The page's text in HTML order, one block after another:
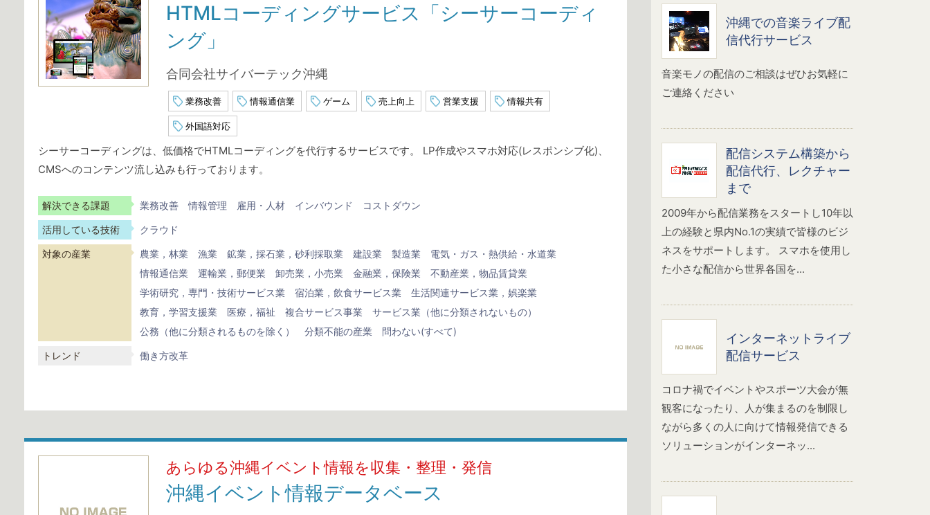
HTMLコーディングサービス「シーサーコーディ
ング」
合同会社サイバーテック沖縄
業務改善 情報通信業 ゲーム 売上向上 営業支援 情報共有
外国語対応
シーサーコーディングは、低価格でHTMLコーディングを代行するサービスです。 LP作成やスマホ対応(レスポンシブ化)、
CMSへのコンテンツ流し込みも行っております。
解決できる課題 業務改善 情報管理 雇用・人材 インバウンド コストダウン
活用している技術 クラウド
対象の産業 農業，林業 漁業 鉱業，採石業，砂利採取業 建設業 製造業
電気・ガス・熱供給・水道業
情報通信業
運輸業，郵便業 卸売業，小売業 金融業，保険業
不動産業，物品賃貸業
学術研究，専門・技術サービス業
宿泊業，飲食サービス業
生活関連サービス業，娯楽業
教育，学習支援業
医療，福祉 複合サービス事業
サービス業（他に分類されないもの）
公務（他に分類されるものを除く）
分類不能の産業 問わない(すべて)
トレンド 働き方改革
あらゆる沖縄イベント情報を収集・整理・発信
沖縄イベント情報データベース
沖縄での音楽ライブ配
信代行サービス
音楽モノの配信のご相談はぜひお気軽に
ご連絡ください
配信システム構築から
配信代行、レクチャー
まで
2009年から配信業務をスタートし10年以
上の経験と県内No.1の実績で皆様のビジ
ネスをサポートします。 スマホを使用し
た小さな配信から世界各国を...
インターネットライブ
配信サービス
コロナ禍でイベントやスポーツ大会が無
観客になったり、人が集まるのを制限し
ながら多くの人に向けて情報発信できる
ソリューションがインターネッ...